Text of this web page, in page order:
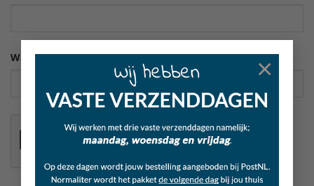
×
Wachtwoord*Vereist